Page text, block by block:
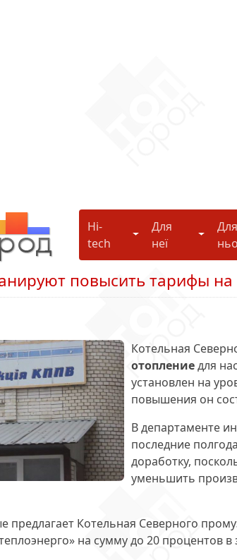
Hi-
tech
Hi-tech
Для
неї
Для неї
Для
повысить тарифы на
Котельная
отоплениедля
установлен на
повышения он
В департаменте
последние
доработку,
уменьшить
предлагает Котельная Северного
на сумму до 20 процентов